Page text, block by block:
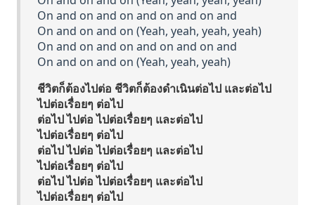
On and on and on and on and on and
On and on and on (Yeah, yeah, yeah, yeah)
On and on and on and on and on and
On and on and on (Yeah, yeah, yeah)
ชีวิตก็ต้องไปต่อ ชีวิตก็ต้องดำเนินต่อไป และต่อไป
ไปต่อเรื่อยๆ ต่อไป
ต่อไป ไปต่อ ไปต่อเรื่อยๆ และต่อไป
ไปต่อเรื่อยๆ ต่อไป
ต่อไป ไปต่อ ไปต่อเรื่อยๆ และต่อไป
ไปต่อเรื่อยๆ ต่อไป
ต่อไป ไปต่อ ไปต่อเรื่อยๆ และต่อไป
ไปต่อเรื่อยๆ ต่อไป